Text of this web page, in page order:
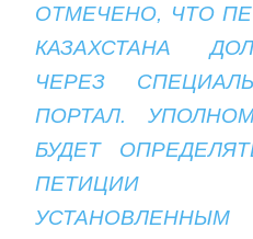
ОТМЕЧЕНО, ЧТО
КАЗАХСТАНА
ЧЕРЕЗ
ПОРТАЛ.
БУДЕТ
ПЕТИЦИИ